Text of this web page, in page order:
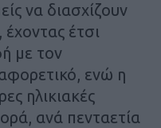
να διασχίζουν
έτσι
με τον
ενώ η
ηλικιακές
ανά πενταετία